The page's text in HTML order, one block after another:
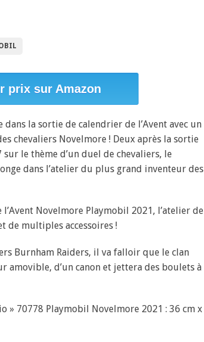
prix sur Amazon
la sortie de calendrier de l’Avent avec un
chevaliers Novelmore ! Deux après la sortie
le thème d’un duel de chevaliers, le
dans l’atelier du plus grand inventeur des
Novelmore Playmobil 2021, l’atelier de
de multiples accessoires !
Burnham Raiders, il va falloir que le clan
amovible, d’un canon et jettera des boulets à
» 70778 Playmobil Novelmore 2021 : 36 cm x